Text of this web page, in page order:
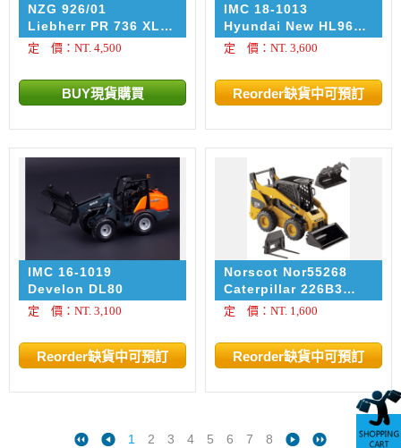
NZG 926/01
Liebherr PR 736 XL
KIBAG
定 價：NT. 4,500
IMC 18-1013
Hyundai New HL960
Wheel Loader
定 價：NT. 3,600
IMC 16-1019
Develon DL80
定 價：NT. 3,100
Norscot Nor55268
Caterpillar 226B3
Skid Steer Loader
定 價：NT. 1,600
1 2 3 4 5 6 7 8